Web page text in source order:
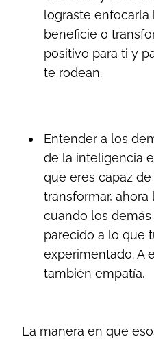
lograste enfocarla
beneficie o
positivo para ti y
te rodean.
Entender a los
de la inteligencia
que eres capaz
transformar,
cuando los
parecido a lo que
experimentado. A
también empatía.
La manera en que